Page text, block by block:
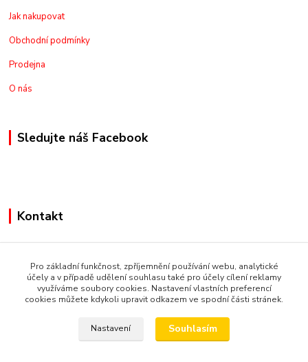
Jak nakupovat
Obchodní podmínky
Prodejna
O nás
Sledujte náš Facebook
Kontakt
+420775973462
nakupznemecka@email.cz
Pro základní funkčnost, zpříjemnění používání webu, analytické
účely a v případě udělení souhlasu také pro účely cílení reklamy
využíváme soubory cookies. Nastavení vlastních preferencí
cookies můžete kdykoli upravit odkazem ve spodní části stránek.
Nastavení Souhlasím